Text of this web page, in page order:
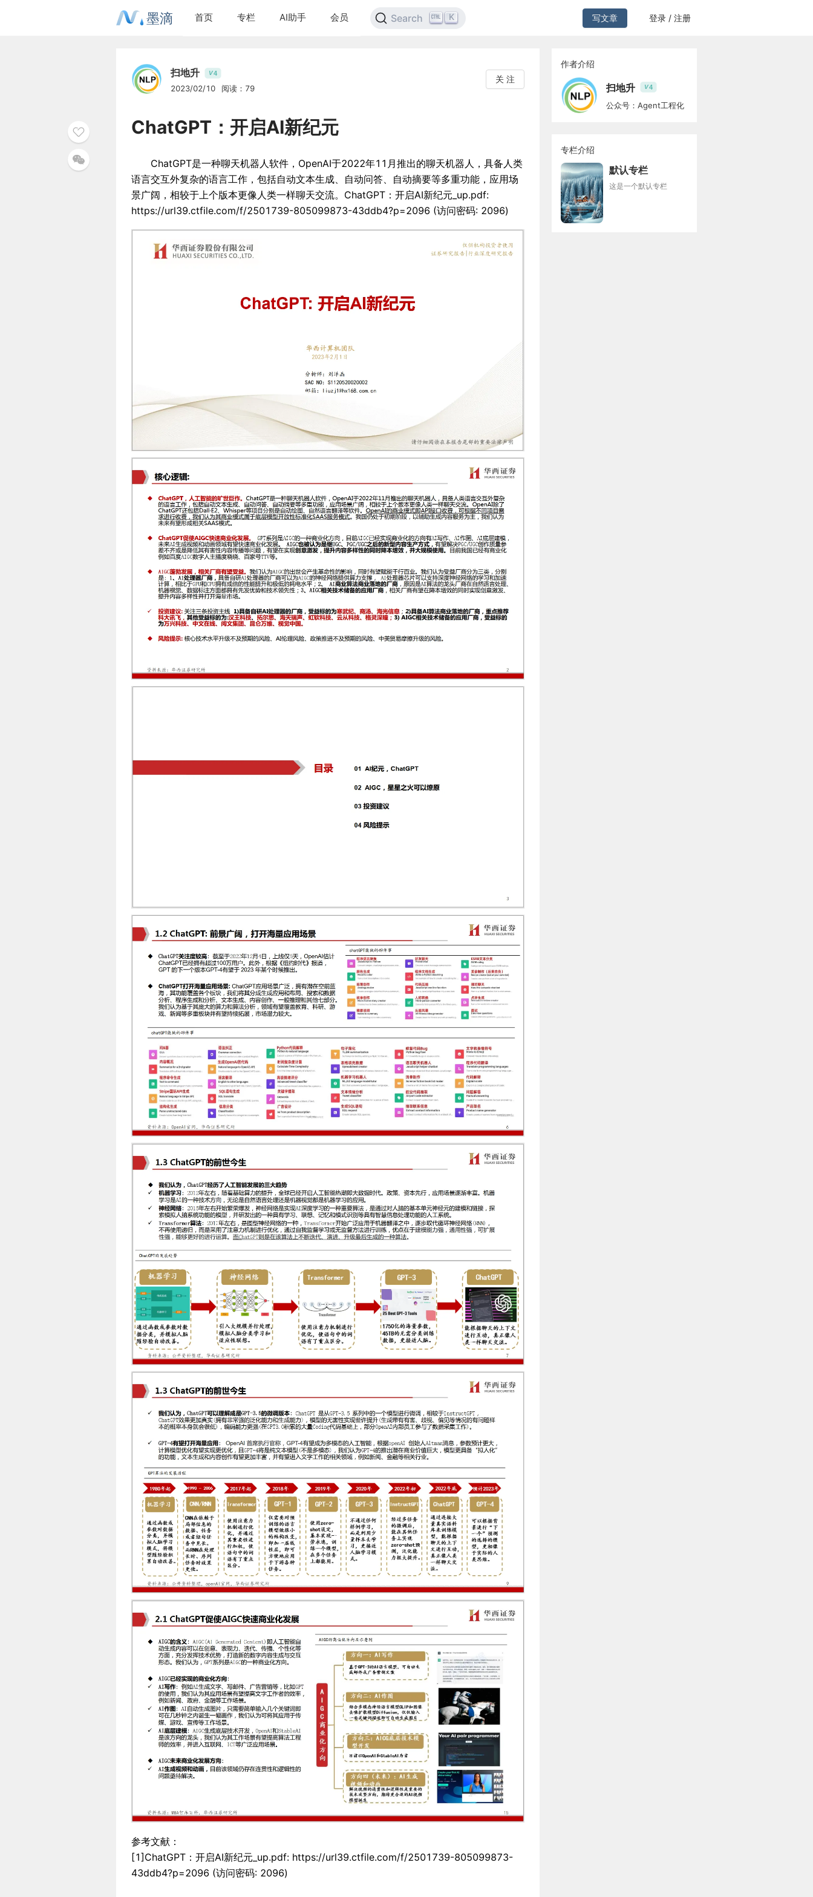
墨滴 首页 专栏 AI助手 会员 Search K 写文章 登录 / 注册
扫地升 V4
2023/02/10 阅读：79
关 注
ChatGPT：开启AI新纪元
ChatGPT是一种聊天机器人软件，OpenAI于2022年11月推出的聊天机器人，具备人类
语言交互外复杂的语言工作，包括自动文本生成、自动问答、自动摘要等多重功能，应用场
景广阔，相较于上个版本更像人类一样聊天交流。ChatGPT：开启AI新纪元_up.pdf:
https://url39.ctfile.com/f/2501739-805099873-43ddb4?p=2096 (访问密码: 2096)
参考文献：
[1]ChatGPT：开启AI新纪元_up.pdf: https://url39.ctfile.com/f/2501739-805099873-
43ddb4?p=2096 (访问密码: 2096)
作者介绍
扫地升 V4
公众号：Agent工程化
专栏介绍
默认专栏
这是一个默认专栏